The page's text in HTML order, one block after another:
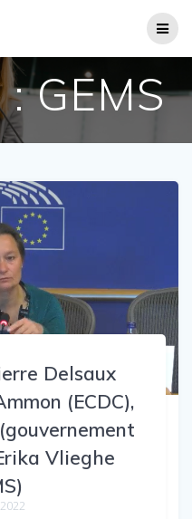
:GEMS
Delsaux
(ECDC),
Vlieghe